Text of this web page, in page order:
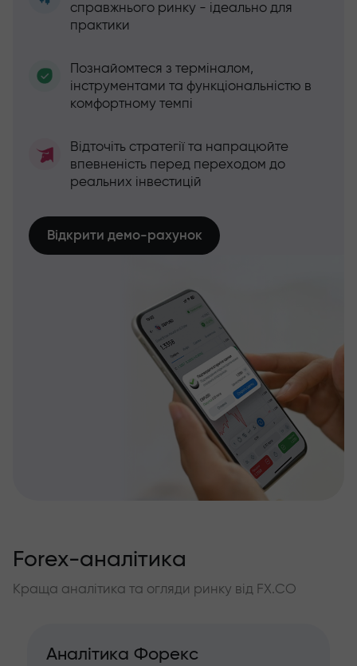
справжнього ринку - ідеально для
практики
Познайомтеся з терміналом,
інструментами та функціональністю в
комфортному темпі
Відточіть стратегії та напрацюйте
впевненість перед переходом до
реальних інвестицій
Відкрити демо-рахунок
Forex-аналітика
Краща аналітика та огляди ринку від FX.CO
Аналітика Форекс